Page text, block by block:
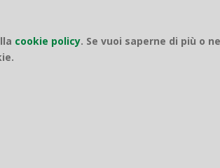
cookie policy. Se vuoi saperne di più o